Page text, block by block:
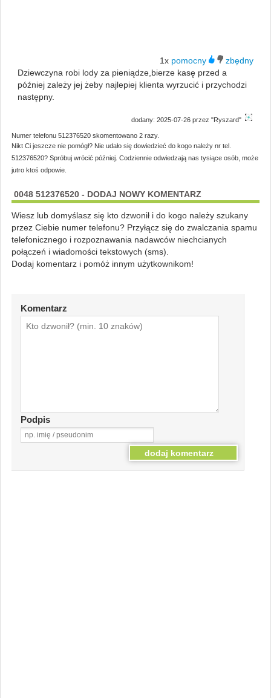
1x
Dziewczyna robi lody za pieniądze,bierze kasę przed a
później zależy jej żeby najlepiej klienta wyrzucić i przychodzi
następny.
dodany: 2025-07-26 przez "Ryszard"
Numer telefonu 512376520 skomentowano 2 razy.
Nikt Ci jeszcze nie pomógł? Nie udało się dowiedzieć do kogo należy nr tel.
512376520? Spróbuj wrócić później. Codziennie odwiedzają nas tysiące osób, może
jutro ktoś odpowie.
0048 512376520 - DODAJ NOWY KOMENTARZ
Wiesz lub domyślasz się kto dzwonił i do kogo należy szukany
przez Ciebie numer telefonu? Przyłącz się do zwalczania spamu
telefonicznego i rozpoznawania nadawców niechcianych
połączeń i wiadomości tekstowych (sms).
Dodaj komentarz i pomóż innym użytkownikom!
Komentarz
Podpis